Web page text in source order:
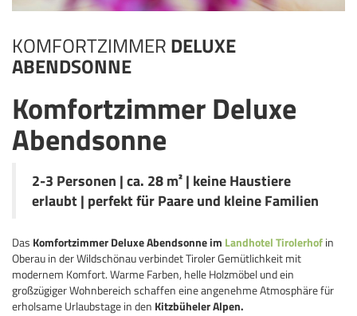
KOMFORTZIMMERDELUXE
ABENDSONNE
Komfortzimmer Deluxe
Abendsonne
2-3 Personen | ca. 28 m² | keine Haustiere
erlaubt | perfekt für Paare und kleine Familien
Das Komfortzimmer Deluxe Abendsonne im Landhotel Tirolerhofin
Oberau in der Wildschönau verbindet Tiroler Gemütlichkeit mit
modernem Komfort. Warme Farben, helle Holzmöbel und ein
großzügiger Wohnbereich schaffen eine angenehme Atmosphäre für
erholsame Urlaubstage in den Kitzbüheler Alpen.